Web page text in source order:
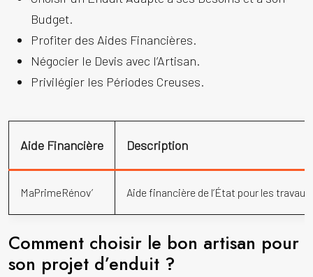
Budget.
Profiter des Aides Financières.
Négocier le Devis avec l’Artisan.
Privilégier les Périodes Creuses.
Aide Financière Description
MaPrimeRénov’ Aide financière de l’État pour les
Comment choisir le bon artisan pour
son projet d’enduit ?